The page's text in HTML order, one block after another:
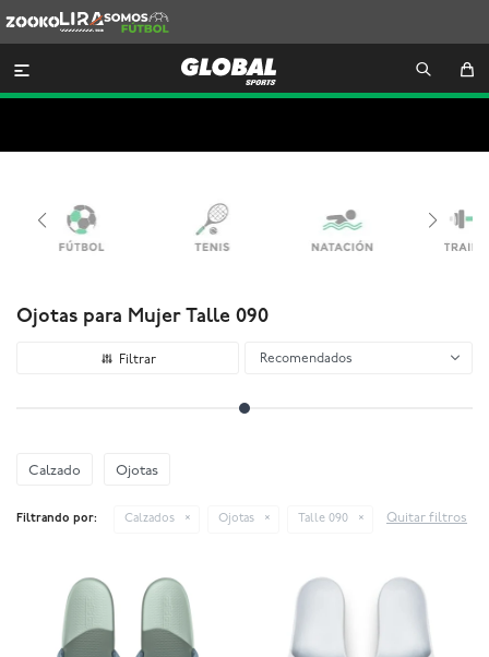
Lira
Somos
Futbol

Ojotas para Mujer Talle 090
Recomendados
Calzado Ojotas
Filtrando por: Calzados Ojotas Talle 090 Quitar filtros